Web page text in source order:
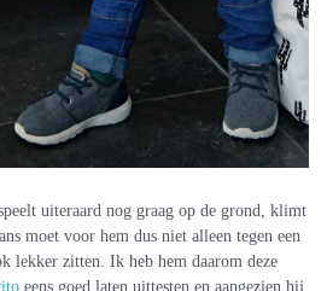
uiteraard nog graag op de grond, klimt
moet voor hem dus niet alleen tegen een
lekker zitten. Ik heb hem daarom deze
eens goed laten uittesten en aangezien hij